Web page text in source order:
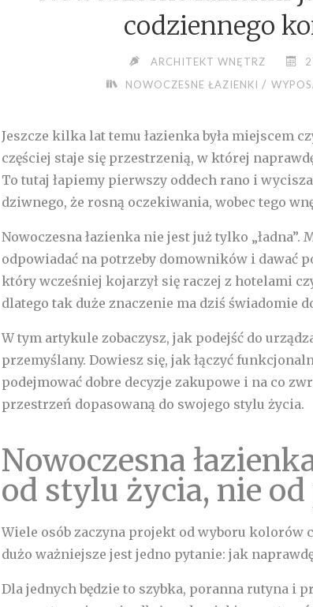
codziennego
ARCHITEKT WNĘTRZ
NOWOCZESNE ŁAZIENKI /
Jeszcze kilka lat temu łazienka była miejscem
częściej staje się przestrzenią, w której
To tutaj łapiemy pierwszy oddech rano i
dziwnego, że rosną oczekiwania, wobec tego
Nowoczesna łazienka nie jest już tylko „ładna”.
odpowiadać na potrzeby domowników i dawać
który wcześniej kojarzył się raczej z hotelami
dlatego tak duże znaczenie ma dziś świadomie
W tym artykule zobaczysz, jak podejść do
przemyślany. Dowiesz się, jak łączyć
podejmować dobre decyzje zakupowe i na co
przestrzeń dopasowaną do swojego stylu życia.
Nowoczesna
od stylu życia, nie od
Wiele osób zaczyna projekt od wyboru kolorów
dużo ważniejsze jest jedno pytanie: jak
Dla jednych będzie to szybka, poranna rutyna i